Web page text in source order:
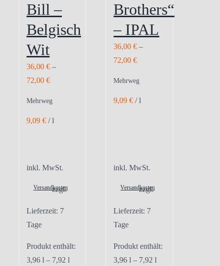
Bill –
Belgisch
Wit
36,00 € –
72,00 €
Mehrweg
9,09 € /l
inkl. MwSt.
zzgl.
Versandkosten
Lieferzeit: 7
Tage
Produkt enthält:
3,96 l – 7,92 l
Brothers“
– IPAL
36,00€ –
72,00€
Mehrweg
9,09€ /l
inkl. MwSt.
zzgl.
Versandkosten
Lieferzeit: 7
Tage
Produkt enthält:
3,96l – 7,92l